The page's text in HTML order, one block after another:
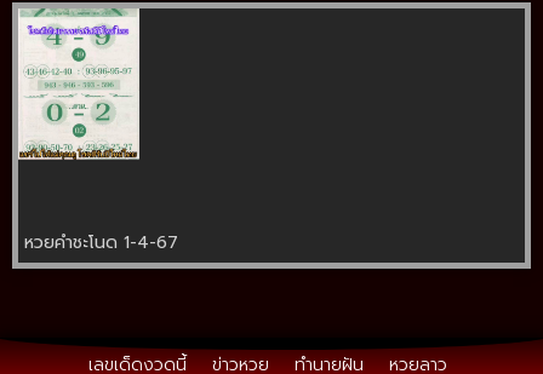
หวยคำชะโนด 1-4-67
เลขเด็ดงวดนี้ ข่าวหวย ทำนายฝัน หวยลาว